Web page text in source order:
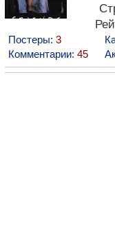
Постеры: 3
Комментарии: 45